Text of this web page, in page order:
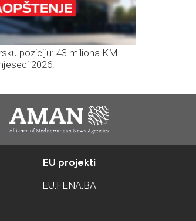
poziciju: 43 miliona KM
2026.
EU projekti
EU.FENA.BA